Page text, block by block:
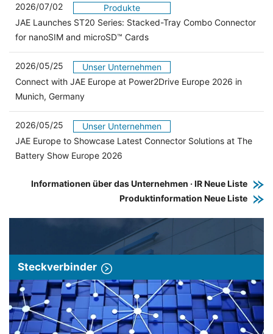
2026/07/02
Produkte
JAE Launches ST20 Series: Stacked-Tray Combo Connector
for nanoSIM and microSD™ Cards
2026/05/25
Unser Unternehmen
Connect with JAE Europe at Power2Drive Europe 2026 in
Munich, Germany
2026/05/25
Unser Unternehmen
JAE Europe to Showcase Latest Connector Solutions at The
Battery Show Europe 2026
Informationen über das Unternehmen · IR Neue Liste
Produktinformation Neue Liste
Steckverbinder